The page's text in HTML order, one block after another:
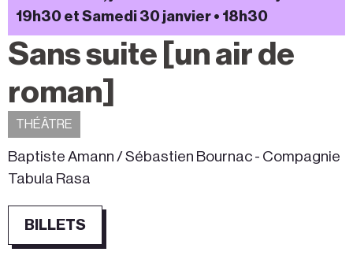
19h30 et Samedi 30 janvier • 18h30
Sans suite [un air de
roman]
THÉÂTRE
Baptiste Amann / Sébastien Bournac - Compagnie
Tabula Rasa
BILLETS